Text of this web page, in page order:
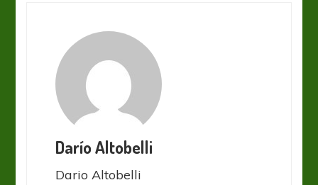
Darío Altobelli
Dario Altobelli